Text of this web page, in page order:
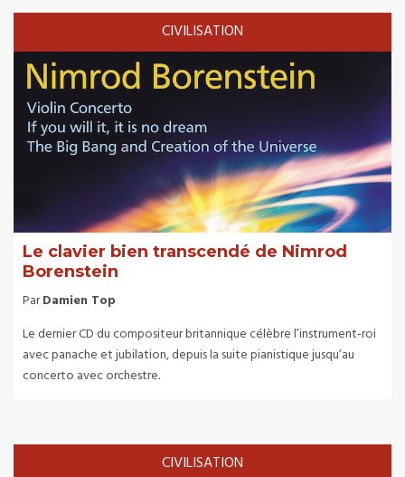
CIVILISATION
Le clavier bien transcendé de Nimrod
Borenstein
ParDamien Top
Le dernier CD du compositeur britannique célèbre l’instrument-roi
avec panache et jubilation, depuis la suite pianistique jusqu’au
concerto avec orchestre.
CIVILISATION